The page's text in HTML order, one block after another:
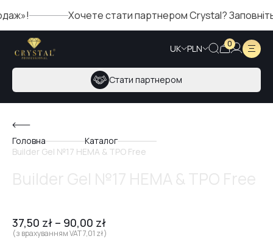
Хочете стати партнером Crystal? Заповніть
UK PLN 0
Стати партнером
Головна
Каталог
Builder Gel №17 HEMA & TPO Free
37,50 zł – 90,00 zł
(з врахуванням VAT7,01 zł)